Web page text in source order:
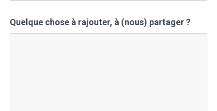
Quelque chose à rajouter, à (nous) partager ?